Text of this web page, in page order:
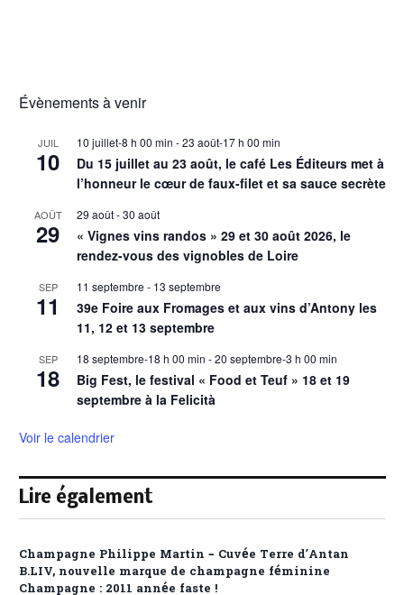
Évènements à venir
JUIL
10
10 juillet-8 h 00 min -23 août-17 h 00 min
Du 15 juillet au 23 août, le café Les Éditeurs met à
l’honneur le cœur de faux-filet et sa sauce secrète
AOÛT
29
29 août-30 août
« Vignes vins randos » 29 et 30 août 2026, le
rendez-vous des vignobles de Loire
SEP
11
11 septembre - 13 septembre
39e Foire aux Fromages et aux vins d’Antony les
11, 12 et 13 septembre
SEP
18
18 septembre-18 h 00 min -20 septembre-3 h 00 min
Big Fest, le festival « Food et Teuf » 18 et 19
septembre à la Felicità
Voir le calendrier
Lire également
Champagne Philippe Martin – Cuvée Terre d’Antan
B.LIV, nouvelle marque de champagne féminine
Champagne : 2011 année faste !